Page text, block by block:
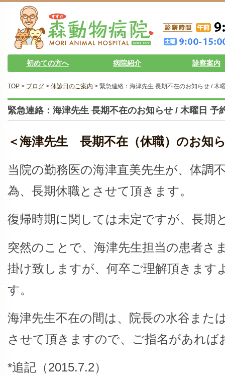
初めての方へ 病院紹介 診察案内
TOP > ブログ > 休診日のご案内 > 緊急連絡：海津先生 長期不在のお知らせ / 木
緊急連絡：海津先生 長期不在のお知らせ / 木曜日 予
＜海津先生 長期不在（休職）のお知
当院の勤務医の海津直美先生が、体調
為、長期休職とさせて頂きます。
復帰時期に関しては未定ですが、長期
突然のことで、海津先生担当の患者さ
掛け致しますが、何卒ご理解頂きます
す。
海津先生不在の間は、院長の水谷また
させて頂きますので、ご指名があれば
*追記（2015.7.2）